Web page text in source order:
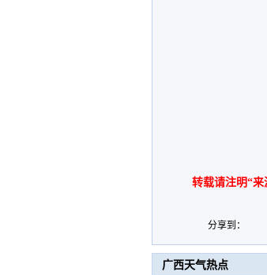
转载请注明“来
分享到：
广西天气热点